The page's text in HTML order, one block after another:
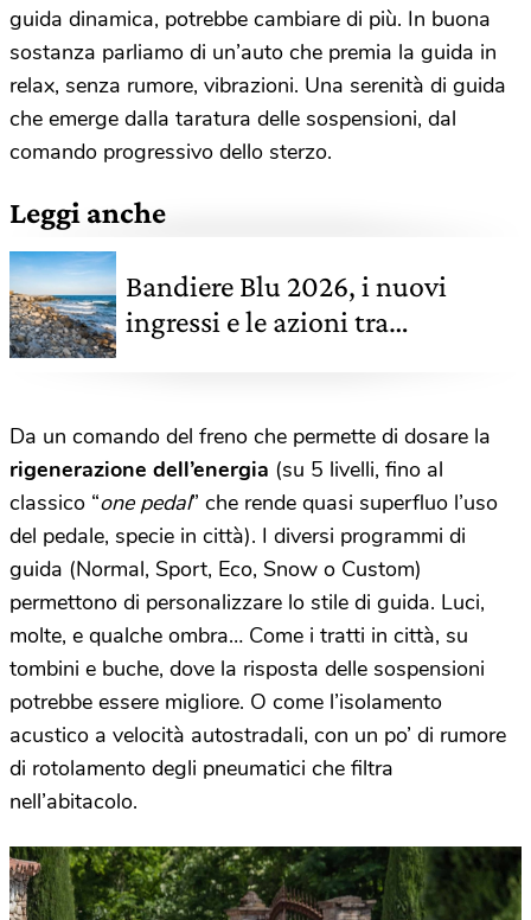
guida dinamica, potrebbe cambiare di più. In buona
sostanza parliamo di un’auto che premia la guida in
relax, senza rumore, vibrazioni. Una serenità di guida
che emerge dalla taratura delle sospensioni, dal
comando progressivo dello sterzo.
Leggi anche
Bandiere Blu 2026, i nuovi
ingressi e le azioni tra
Da un comando del freno che permette di dosare la
rigenerazione dell’energia (su 5 livelli, fino al
classico “one pedal” che rende quasi superfluo l’uso
del pedale, specie in città). I diversi programmi di
guida (Normal, Sport, Eco, Snow o Custom)
permettono di personalizzare lo stile di guida. Luci,
molte, e qualche ombra… Come i tratti in città, su
tombini e buche, dove la risposta delle sospensioni
potrebbe essere migliore. O come l’isolamento
acustico a velocità autostradali, con un po’ di rumore
di rotolamento degli pneumatici che filtra
nell’abitacolo.